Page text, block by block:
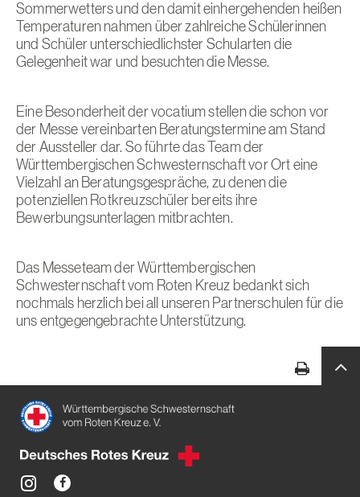
Sommerwetters und den damit einhergehenden heißen
Temperaturen nahmen über zahlreiche Schülerinnen
und Schüler unterschiedlichster Schularten die
Gelegenheit war und besuchten die Messe.
Eine Besonderheit der vocatium stellen die schon vor
der Messe vereinbarten Beratungstermine am Stand
der Aussteller dar. So führte das Team der
Württembergischen Schwesternschaft vor Ort eine
Vielzahl an Beratungsgespräche, zu denen die
potenziellen Rotkreuzschüler bereits ihre
Bewerbungsunterlagen mitbrachten.
Das Messeteam der Württembergischen
Schwesternschaft vom Roten Kreuz bedankt sich
nochmals herzlich bei all unseren Partnerschulen für die
uns entgegengebrachte Unterstützung.